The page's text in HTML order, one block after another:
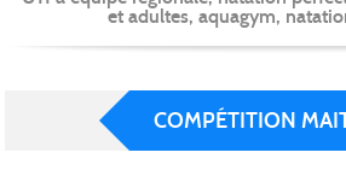
et adultes, aquagym,
COMPÉTITION